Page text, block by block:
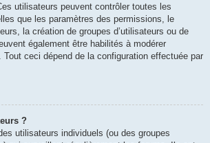
utilisateurs peuvent contrôler toutes les
que les paramètres des permissions, le
la création de groupes d’utilisateurs ou de
également être habilités à modérer
Tout ceci dépend de la configuration effectuée par
?
utilisateurs individuels (ou des groupes